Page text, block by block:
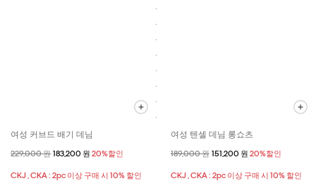
여성 커브드 배기 데님
할인 전 가격
229,000 원 할인된 가격
183,200 원 20%할인
CKJ , CKA : 2pc 이상 구매 시 10% 할인
여성 텐셀 데님 롱쇼츠
할인 전 가격
189,000 원할인된 가격
151,200 원 20%할인
CKJ , CKA : 2pc 이상 구매 시 10% 할인